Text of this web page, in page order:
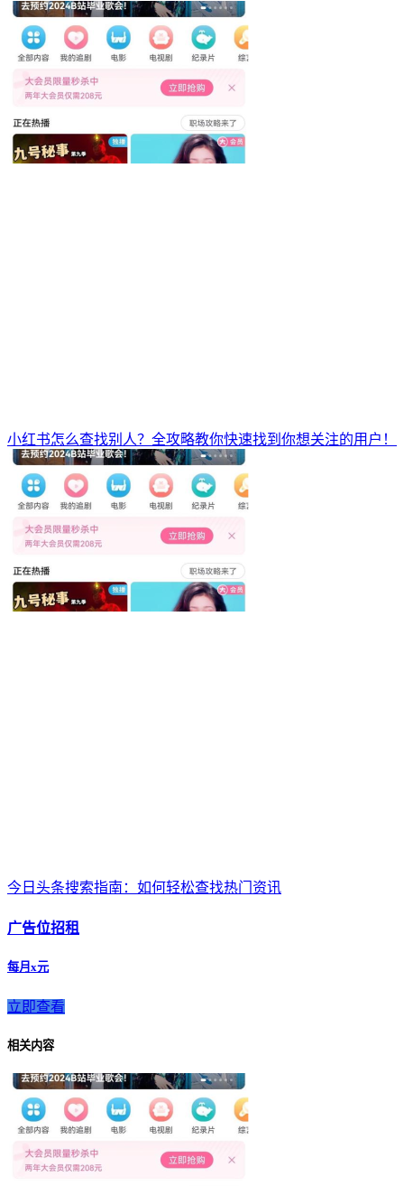
小红书怎么查找别人？全攻略教你快速找到你想关注的用户！
今日头条搜索指南：如何轻松查找热门资讯
广告位招租
每月x元
立即查看
相关内容